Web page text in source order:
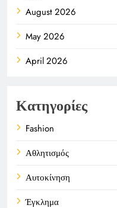
August 2026
May 2026
April 2026
Κατηγορίες
Fashion
Αθλητισμός
Αυτοκίνηση
Έγκλημα